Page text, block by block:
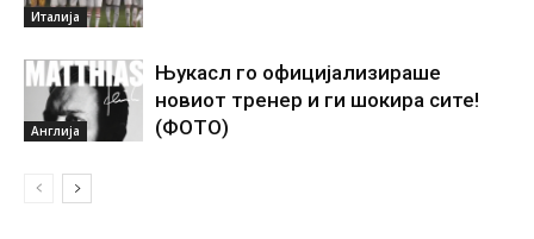
Италија
Англија
Њукасл го официјализираше
новиот тренер и ги шокира сите!
(ФОТО)